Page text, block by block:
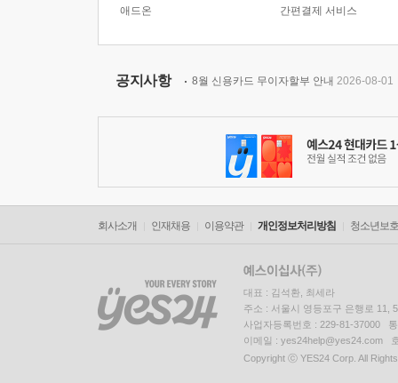
애드온
간편결제 서비스
공지사항 8월 신용카드 무이자할부 안내 2026-08-01
회사소개 인재채용 이용약관 개인정보처리방침 청소년보
대표 : 김석환, 최세라
주소 : 서울시 영등포구 은행로 11,
사업자등록번호 : 229-81-37000
이메일 : yes24help@yes24.com
Copyright ⓒ YES24 Corp. All